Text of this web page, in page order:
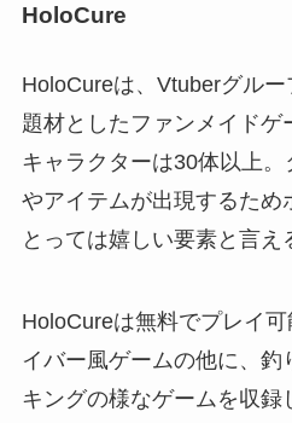
HoloCure
HoloCureは、Vtuberグル
題材としたファンメイドゲ
キャラクターは30体以上
やアイテムが出現するため
とっては嬉しい要素と言え
HoloCureは無料でプレイ
イバー風ゲームの他に、
キングの様なゲームを収録